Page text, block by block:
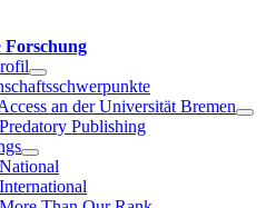
Forschung
an der Universität Bremen
Predatory Publishing
National
International